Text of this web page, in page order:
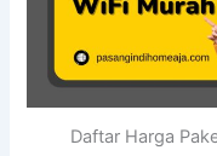
Daftar Harga